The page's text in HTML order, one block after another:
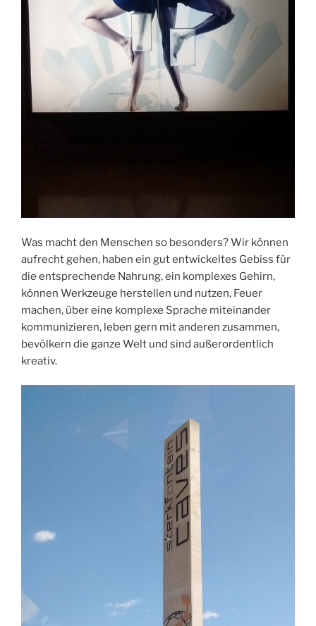
Was macht den Menschen so besonders? Wir können
aufrecht gehen, haben ein gut entwickeltes Gebiss für
die entsprechende Nahrung, ein komplexes Gehirn,
können Werkzeuge herstellen und nutzen, Feuer
machen, über eine komplexe Sprache miteinander
kommunizieren, leben gern mit anderen zusammen,
bevölkern die ganze Welt und sind außerordentlich
kreativ.